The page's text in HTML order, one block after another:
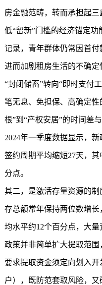
房金融范畴，转而承担起
低“留新”门槛的经济锚定
记录，青年群体仍常因首付
进而加剧租房生活的不确
“封闭储蓄”转向“即时支付
笔无息、免担保、高确定
根”到“产权安居”的时间差
2024年一季度数据显示，
签约周期平均缩短27天，
分点。
其二，是激活存量资源的制
存总额常年保持两位数增
均水平约12个百分点，大
政策并非简单扩大提取范
要求提取资金须定向划入
户），既防范套取风险，